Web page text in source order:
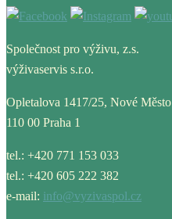
Společnost pro výživu, z.s.
výživaservis s.r.o.
Opletalova 1417/25, Nové Město
110 00 Praha 1
tel.: +420 771 153 033
tel.: +420 605 222 382
e-mail: info@vyzivaspol.cz